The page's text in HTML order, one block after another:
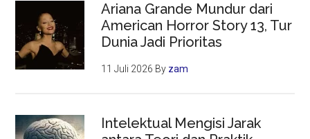
Ariana Grande Mundur dari
American Horror Story 13, Tur
Dunia Jadi Prioritas
11 Juli 2026 By zam
Intelektual Mengisi Jarak